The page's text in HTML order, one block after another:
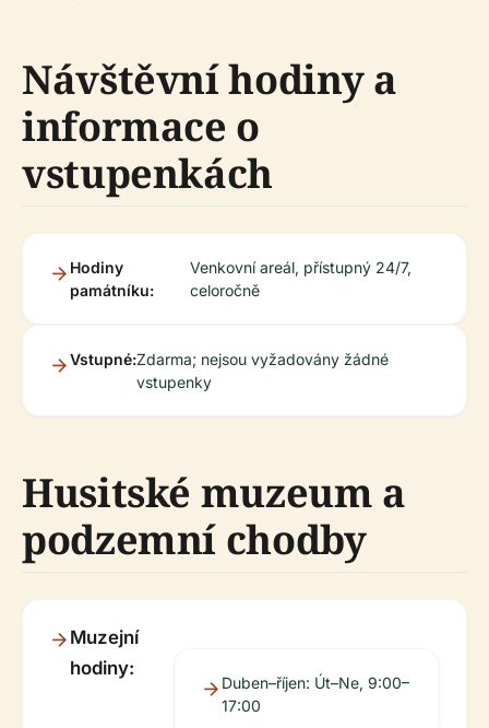
Návštěvní hodiny a
informace o
vstupenkách
Hodiny
památníku:
Venkovní areál, přístupný 24/7,
celoročně
Vstupné:Zdarma; nejsou vyžadovány žádné
vstupenky
Husitské muzeum a
podzemní chodby
Muzejní
hodiny:
Duben–říjen: Út–Ne, 9:00–
17:00